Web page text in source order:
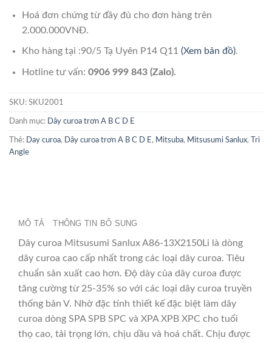
Hoá đơn chứng từ đầy đủ cho đơn hàng trên
2.000.000VNĐ.
Kho hàng tại :90/5 Tạ Uyên P14 Q11 (Xem bản đồ).
Hotline tư vấn: 0906 999 843 (Zalo).
SKU: SKU2001
Danh mục: Dây curoa trơn A B C D E
Thẻ: Day curoa, Dây curoa trơn A B C D E , Mitsuba, Mitsusumi Sanlux,
Tri
Angle
MÔ TẢ THÔNG TIN BỔ SUNG
Dây curoa Mitsusumi Sanlux A86-13X2150Li là dòng
dây curoa cao cấp nhất trong các loại dây curoa. Tiêu
chuẩn sản xuất cao hơn. Độ dày của dây curoa được
tăng cường từ 25-35% so với các loại dây curoa truyền
thống bản V. Nhờ đặc tính thiết kế đặc biệt làm dây
curoa dòng SPA SPB SPC và XPA XPB XPC cho tuổi
thọ cao, tải trọng lớn, chịu dầu và hoá chất. Chịu được